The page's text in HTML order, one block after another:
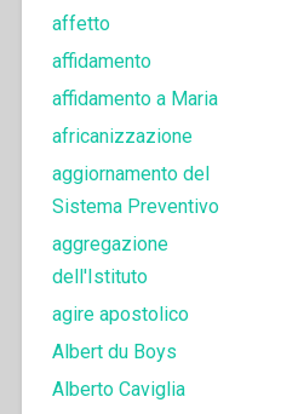
affetto
affidamento
affidamento a Maria
africanizzazione
aggiornamento del
Sistema Preventivo
aggregazione
dell'Istituto
agire apostolico
Albert du Boys
Alberto Caviglia